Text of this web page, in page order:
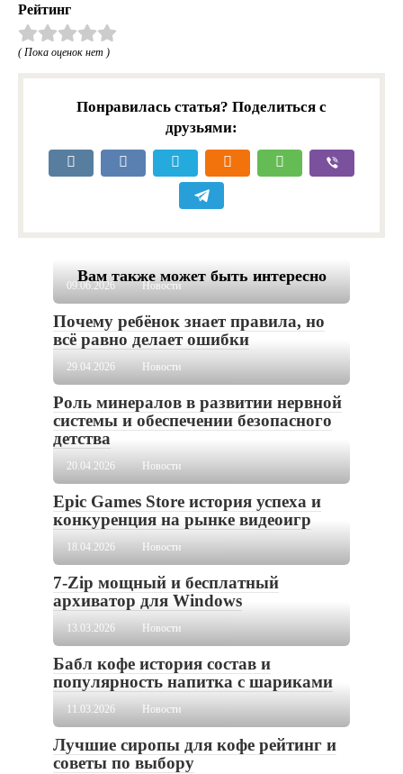
Рейтинг
( Пока оценок нет )
Понравилась статья? Поделиться с
друзьями:
Вам также может быть интересно
09.06.2026 Новости
Почему ребёнок знает правила, но
всё равно делает ошибки
29.04.2026 Новости
Роль минералов в развитии нервной
системы и обеспечении безопасного
детства
20.04.2026 Новости
Epic Games Store история успеха и
конкуренция на рынке видеоигр
18.04.2026 Новости
7-Zip мощный и бесплатный
архиватор для Windows
13.03.2026 Новости
Бабл кофе история состав и
популярность напитка с шариками
11.03.2026 Новости
Лучшие сиропы для кофе рейтинг и
советы по выбору